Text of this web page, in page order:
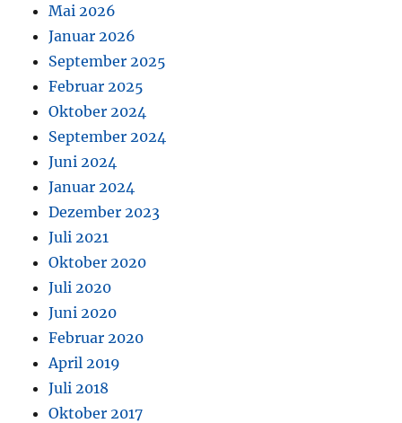
Mai 2026
Januar 2026
September 2025
Februar 2025
Oktober 2024
September 2024
Juni 2024
Januar 2024
Dezember 2023
Juli 2021
Oktober 2020
Juli 2020
Juni 2020
Februar 2020
April 2019
Juli 2018
Oktober 2017